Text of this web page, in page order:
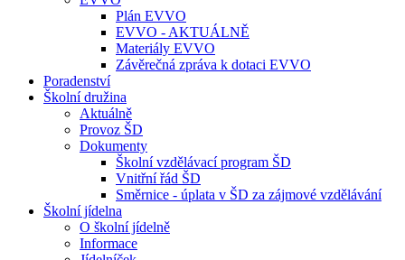
Plán EVVO
EVVO - AKTUÁLNĚ
Materiály EVVO
Závěrečná zpráva k dotaci EVVO
Poradenství
Školní družina
Aktuálně
Provoz ŠD
Dokumenty
Školní vzdělávací program ŠD
Vnitřní řád ŠD
Směrnice - úplata v ŠD za zájmové vzdělávání
Školní jídelna
O školní jídelně
Informace